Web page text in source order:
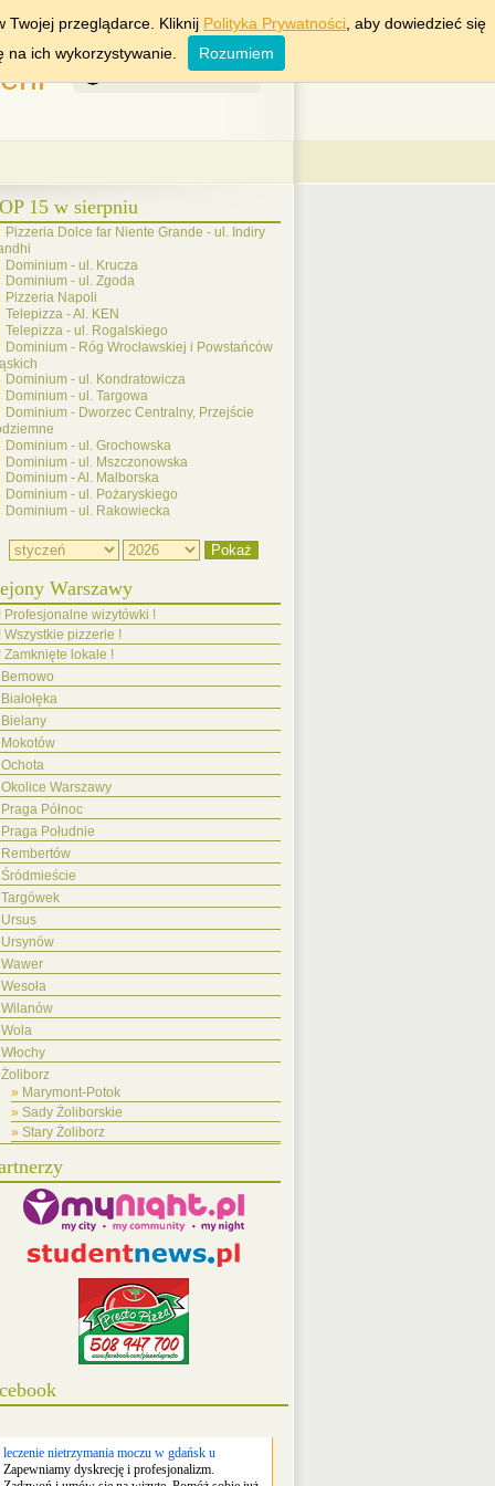
KRAKÓW WROCŁAW
6 Sierpień 2026
15 w sierpniu
Pizzeria Dolce far Niente Grande - ul. Indiry
Dominium - ul. Krucza
Dominium - ul. Zgoda
Pizzeria Napoli
Telepizza - Al. KEN
Telepizza - ul. Rogalskiego
Dominium - Róg Wrocławskiej i Powstańców
Dominium - ul. Kondratowicza
Dominium - ul. Targowa
Dominium - Dworzec Centralny, Przejście
Dominium - ul. Grochowska
Dominium - ul. Mszczonowska
Dominium - Al. Malborska
Dominium - ul. Pożaryskiego
Dominium - ul. Rakowiecka
Warszawy
! Profesjonalne wizytówki !
! Wszystkie pizzerie !
! Zamknięte lokale !
Bemowo
Białołęka
Bielany
Mokotów
Ochota
Okolice Warszawy
Praga Północ
Praga Południe
Rembertów
Śródmieście
Targówek
Ursus
Ursynów
Wawer
Wesoła
Wilanów
Wola
Włochy
Żoliborz
Marymont-Potok
Sady Żoliborskie
Stary Żoliborz
leczenie nietrzymania moczu w gdańsk u
Zapewniamy dyskrecję i profesjonalizm.
Twojej przeglądarce. Kliknij Polityka Prywatności , aby dowiedzieć się
ich wykorzystywanie.
Rozumiem